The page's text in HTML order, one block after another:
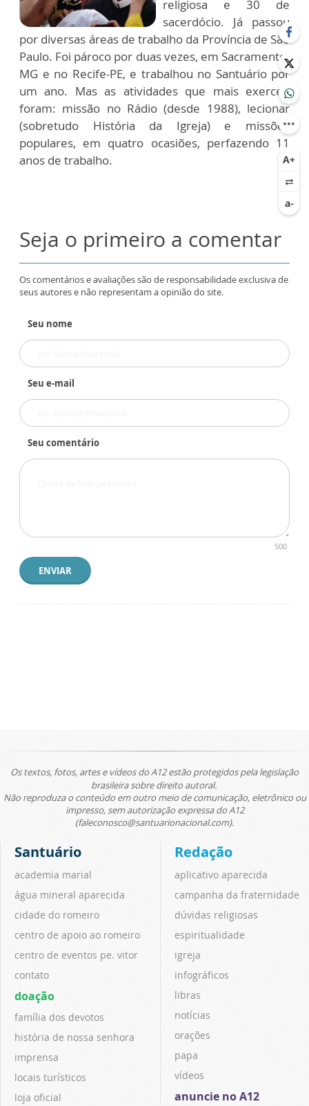
religiosa e 30 de
sacerdócio. Já passou
por diversas áreas de trabalho da Província de São
Paulo. Foi pároco por duas vezes, em Sacramento-
MG e no Recife-PE, e trabalhou no Santuário por
um ano. Mas as atividades que mais exerceu
foram: missão no Rádio (desde 1988), lecionar
(sobretudo História da Igreja) e missões
populares, em quatro ocasiões, perfazendo 11
anos de trabalho.
Seja o primeiro a comentar
Os comentários e avaliações são de responsabilidade exclusiva de
seus autores e não representam a opinião do site.
Seu nome
Seu e-mail
Seu comentário
500
ENVIAR
Os textos, fotos, artes e vídeos do A12 estão protegidos pela legislação
brasileira sobre direito autoral.
Não reproduza o conteúdo em outro meio de comunicação, eletrônico ou
impresso, sem autorização expressa do A12
(faleconosco@santuarionacional.com).
Santuário
academia marial
água mineral aparecida
cidade do romeiro
centro de apoio ao romeiro
centro de eventos pe. vitor
contato
doação
família dos devotos
história de nossa senhora
imprensa
locais turísticos
loja oficial
Redação
aplicativo aparecida
campanha da fraternidade
dúvidas religiosas
espiritualidade
igreja
infográficos
libras
notícias
orações
papa
vídeos
anuncie no A12